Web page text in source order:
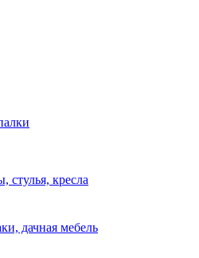
стулья, кресла
дачная мебель